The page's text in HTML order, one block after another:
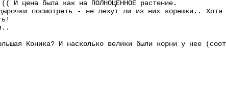
И цена была как на ПОЛНОЦЕННОЕ растение.
посмотреть - не лезут ли из них корешки..
Коника? И насколько велики были корни у нее